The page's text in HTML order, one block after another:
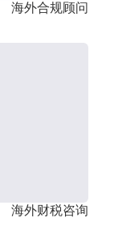
海外合规顾问
海外财税咨询